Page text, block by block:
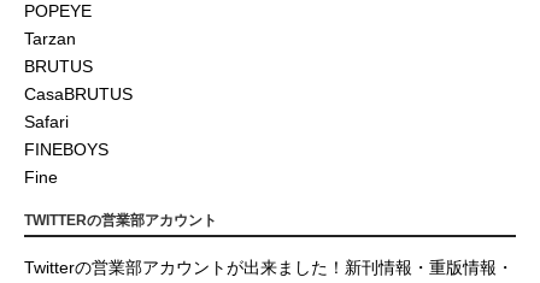
POPEYE
Tarzan
BRUTUS
CasaBRUTUS
Safari
FINEBOYS
Fine
TWITTERの営業部アカウント
Twitterの営業部アカウントが出来ました！新刊情報・重版情報・